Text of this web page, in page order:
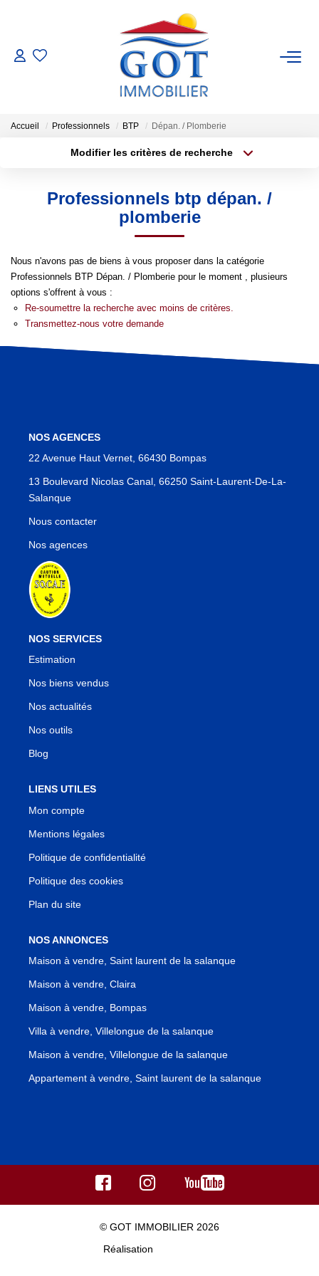
VENTES
GESTION
ESTIMATION
NOS AGENCES
Nos Agences
CONTACT
Accueil Professionnels BTP Dépan. / Plomberie
Modifier les critères de recherche
Type de bien
Professionnels btp dépan. /
plomberie
Nous n'avons pas de biens à vous proposer dans la catégorie
Professionnels BTP Dépan. / Plomberie pour le moment , plusieurs
options s'offrent à vous :
Re-soumettre la recherche avec moins de critères.
Transmettez-nous votre demande
NOS AGENCES
22 Avenue Haut Vernet, 66430 Bompas
13 Boulevard Nicolas Canal, 66250 Saint-Laurent-De-La-
Salanque
Nous contacter
Nos agences
NOS SERVICES
Estimation
Nos biens vendus
Nos actualités
Nos outils
Blog
LIENS UTILES
Mon compte
Mentions légales
Politique de confidentialité
Politique des cookies
Plan du site
NOS ANNONCES
Maison à vendre, Saint laurent de la salanque
Maison à vendre, Claira
Maison à vendre, Bompas
Villa à vendre, Villelongue de la salanque
Maison à vendre, Villelongue de la salanque
Appartement à vendre, Saint laurent de la salanque
© GOT IMMOBILIER 2026
Réalisation